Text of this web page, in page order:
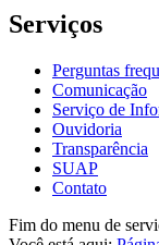
Serviços
Perguntas
Comunicação
Serviço de
Ouvidoria
Transparência
SUAP
Contato
Fim do menu de